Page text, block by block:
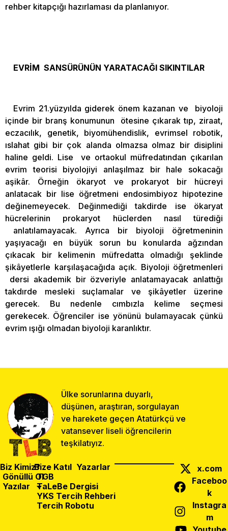
rehber kitapçığı hazırlaması da planlanıyor.
EVRİM SANSÜRÜNÜN YARATACAĞI SIKINTILAR
Evrim 21.yüzyılda giderek önem kazanan ve biyoloji
içinde bir branş konumunun ötesine çıkarak tıp, ziraat,
eczacılık, genetik, biyomühendislik, evrimsel robotik,
ıslahat gibi bir çok alanda olmazsa olmaz bir disiplini
haline geldi. Lise ve ortaokul müfredatından çıkarılan
evrim teorisi biyolojiyi anlaşılmaz bir hale sokacağı
aşikâr. Örneğin ökaryot ve prokaryot bir hücreyi
anlatacak bir lise öğretmeni endosimbiyoz hipotezine
değinemeyecek. Değinmediği takdirde ise ökaryat
hücrelerinin prokaryot hüclerden nasıl türediği
anlatılamayacak. Ayrıca bir biyoloji öğretmeninin
yaşıyacağı en büyük sorun bu konularda ağzından
çıkacak bir kelimenin müfredatta olmadığı şeklinde
şikâyetlerle karşılaşacağıda açık. Biyoloji öğretmenleri
dersi akademik bir özveriyle anlatamayacak anlattığı
takdırde mesleki suçlamalar ve şikâyetler üzerine
gerecek. Bu nedenle cımbızla kelime seçmesi
gerekecek. Öğrenciler ise yönünü bulamayacak çünkü
evrim ışığı olmadan biyoloji karanlıktır.
Ülke sorunlarına duyarlı,
düşünen, araştıran, sorgulayan
ve harekete geçen Atatürkçü ve
vatansever liseli öğrencilerin
teşkilatıyız.
Biz Kimiz?
Gönüllü Ol
Yazılar
Bize Katıl Yazarlar
TGB
TaLeBe Dergisi
YKS Tercih Rehberi
Tercih Robotu
x.com
Faceboo
k
Instagra
m